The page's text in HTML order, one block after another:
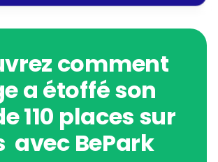
comment
a étoffé son
110 places sur
avec BePark